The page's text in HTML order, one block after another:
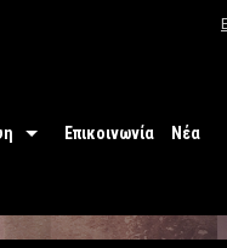
Θεσπρωτίας
Επικοινωνία Νέα